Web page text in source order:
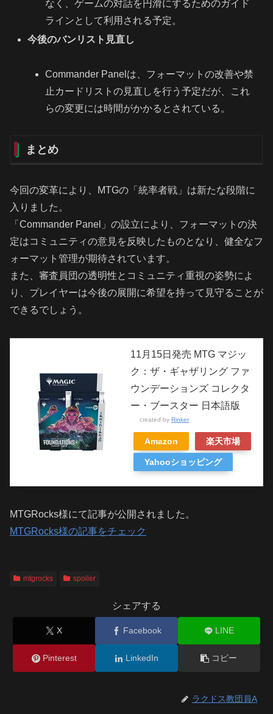
なく、ゲームの対話を円滑にするためのガイド
ラインとして利用される予定。
今後のバンリスト見直し
Commander Panelは、フォーマットの改善や禁
止カードリストの見直しを行う予定だが、これ
らの変更には時間がかかるとされている。
まとめ
今回の変革により、MTGの「統率者戦」は新たな段階に
入りました。
「Commander Panel」の設立により、フォーマットの決
定はコミュニティの意見を反映したものとなり、健全なフ
ォーマット管理が期待されています。
また、審査員団の透明性とコミュニティ重視の姿勢によ
り、プレイヤーは今後の展開に希望を持って見守ることが
できるでしょう。
11月15日発売 MTG マジッ
ク：ザ・ギャザリング ファ
ウンデーションズ コレクタ
ー・ブースター 日本語版
created by Rinker
Amazon 楽天市場
Yahooショッピング
MTGRocks様にて記事が公開されました。
MTGRocks様の記事をチェック
mtgrocks spoiler
シェアする
X Facebook LINE
Pinterest LinkedIn コピー
ラクドス教団員A